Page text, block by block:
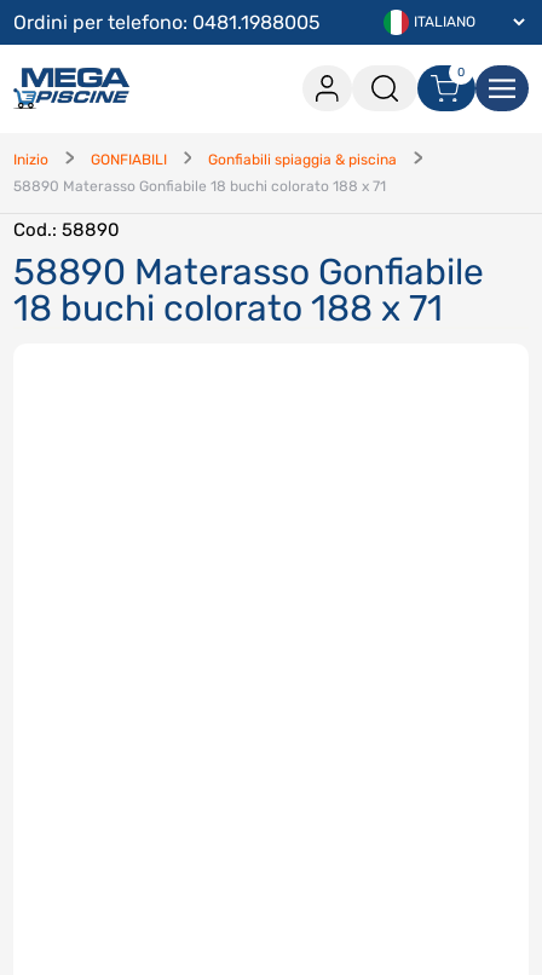
Ordini per telefono: 0481.1988005
0
Continua lo shopping
Accesso
Accedi
Inizio GONFIABILI
Gonfiabili spiaggia & piscina
58890 Materasso Gonfiabile 18 buchi colorato 188 x 71
Cod.: 58890
58890 Materasso Gonfiabile
18 buchi colorato 188 x 71